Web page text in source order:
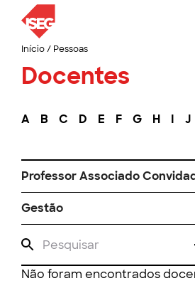
Início/ Pessoas
Docentes
A B C D E F G H I J
Professor Associado
Gestão
Não foram encontrados